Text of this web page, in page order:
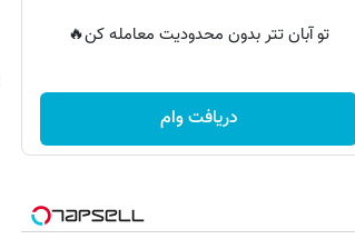
تو آبان تتر بدون محدودیت معامله کن🔥
دریافت وام